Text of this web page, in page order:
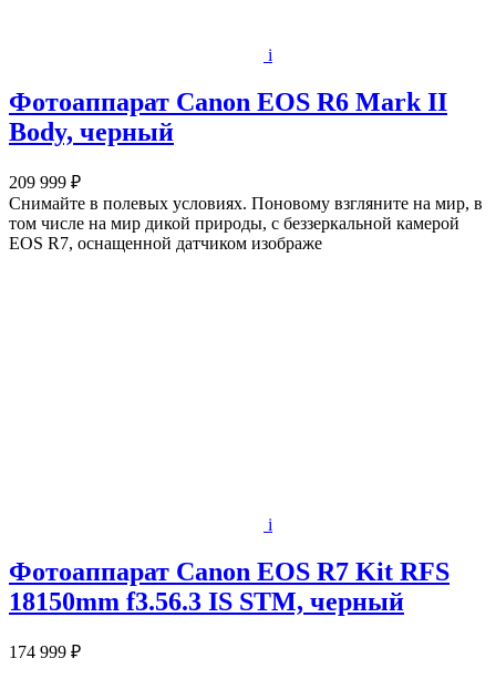
i
Фотоаппарат Canon EOS R6 Mark II
Body, черный
209 999 ₽
Снимайте в полевых условиях. Поновому взгляните на мир, в
том числе на мир дикой природы, с беззеркальной камерой
EOS R7, оснащенной датчиком изображе
i
Фотоаппарат Canon EOS R7 Kit RFS
18150mm f3.56.3 IS STM, черный
174 999 ₽